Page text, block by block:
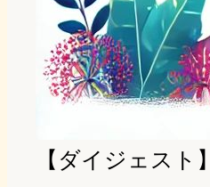
【ダイジェスト】